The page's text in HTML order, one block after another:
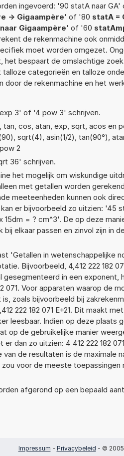
ingevoerd: '90 statA naar
-> Gigaampère' of '80 statA =
Gigaampère' of '60
de rekenmachine ook
moet worden omgezet.
het bespaart de omslachtige
categorieën en talloze
door de rekenmachine en het
3' of '4 pow 3' schrijven.
cos, atan, exp, sqrt, acos en
sqrt(4), asin(1/2), tan(90°),
2
36' schrijven.
het mogelijk om wiskundige
met getallen worden
meeteenheden kunnen ook
er bijvoorbeeld zo uitzien: '45
= ? cm^3'. De op deze
bij elkaar passen en zinvol zijn in
'Getallen in wetenschappelijke
Bijvoorbeeld, 4,412 222 182
in een exponent,
071. Voor apparaten waarop de
zoals bijvoorbeeld bij
222 182 071 E+21. Dit maakt
leesbaar. Indien op deze plaats
op de gebruikelijke manier
dan zo uitzien: 4 412 222 182
de resultaten is de maximale
voor de meeste toepassingen
afgerond op een bepaald
Impressum - Privacybeleid - ©